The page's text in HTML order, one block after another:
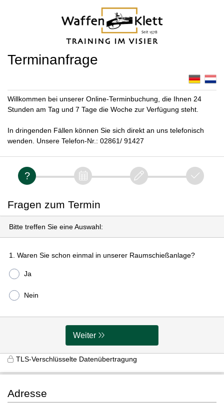
Terminanfrage
Willkommen bei unserer Online-Terminbuchung, die Ihnen 24
Stunden am Tag und 7 Tage die Woche zur Verfügung steht.
In dringenden Fällen können Sie sich direkt an uns telefonisch
wenden. Unsere Telefon-Nr.: 02861/ 91427
Fragen zum Termin
Bitte treffen Sie eine Auswahl:
1. Waren Sie schon einmal in unserer Raumschießanlage?
Ja
Nein
Weiter
TLS-Verschlüsselte Datenübertragung
Adresse